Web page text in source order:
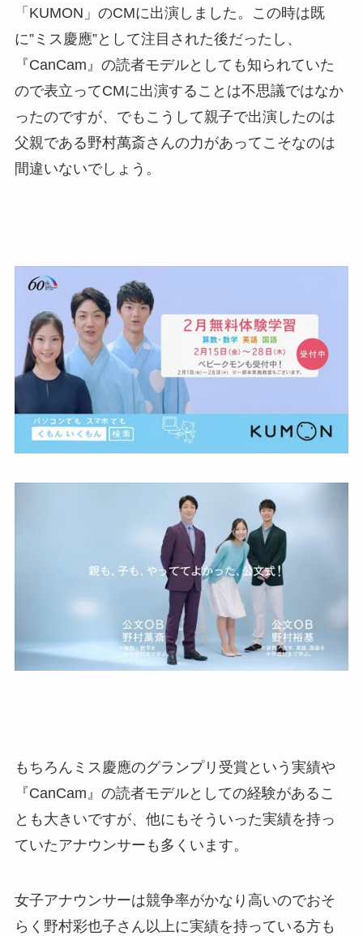
「KUMON」のCMに出演しました。この時は既
に”ミス慶應”として注目された後だったし、
『CanCam』の読者モデルとしても知られていた
ので表立ってCMに出演することは不思議ではなか
ったのですが、でもこうして親子で出演したのは
父親である野村萬斎さんの力があってこそなのは
間違いないでしょう。
もちろんミス慶應のグランプリ受賞という実績や
『CanCam』の読者モデルとしての経験があるこ
とも大きいですが、他にもそういった実績を持っ
ていたアナウンサーも多くいます。
女子アナウンサーは競争率がかなり高いのでおそ
らく野村彩也子さん以上に実績を持っている方も